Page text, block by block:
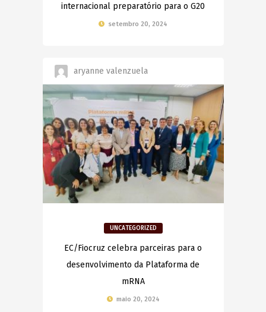
internacional preparatório para o G20
setembro 20, 2024
aryanne valenzuela
UNCATEGORIZED
EC/Fiocruz celebra parceiras para o
desenvolvimento da Plataforma de
mRNA
maio 20, 2024